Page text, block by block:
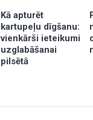
Kā apturēt
kartupeļu dīgšanu:
vienkārši ieteikumi
uzglabāšanai
pilsētā